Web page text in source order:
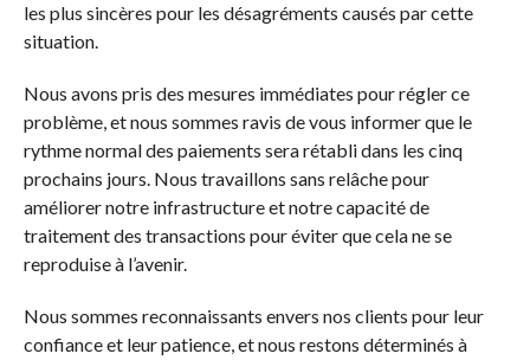
les plus sincères pour les désagréments causés par cette
situation.
Nous avons pris des mesures immédiates pour régler ce
problème, et nous sommes ravis de vous informer que le
rythme normal des paiements sera rétabli dans les cinq
prochains jours. Nous travaillons sans relâche pour
améliorer notre infrastructure et notre capacité de
traitement des transactions pour éviter que cela ne se
reproduise à l’avenir.
Nous sommes reconnaissants envers nos clients pour leur
confiance et leur patience, et nous restons déterminés à